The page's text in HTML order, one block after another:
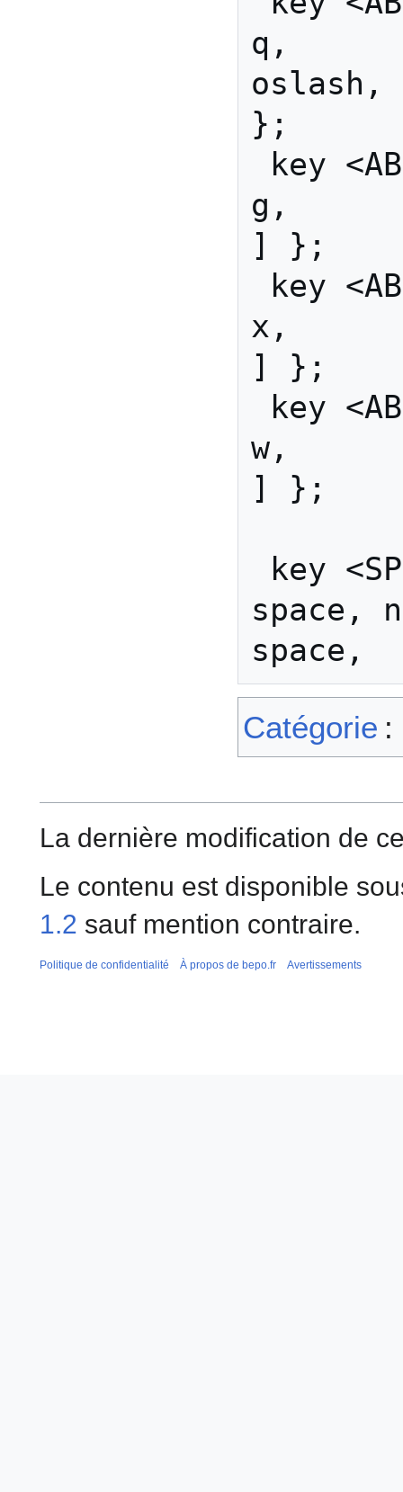
q,
};
g,
] };
x,
] };
w,
] };
space,
Catégorie :
La dernière modification de
Le contenu est disponible
1.2 sauf mention contraire.
Politique de confidentialité À propos de bepo.fr Avertissements